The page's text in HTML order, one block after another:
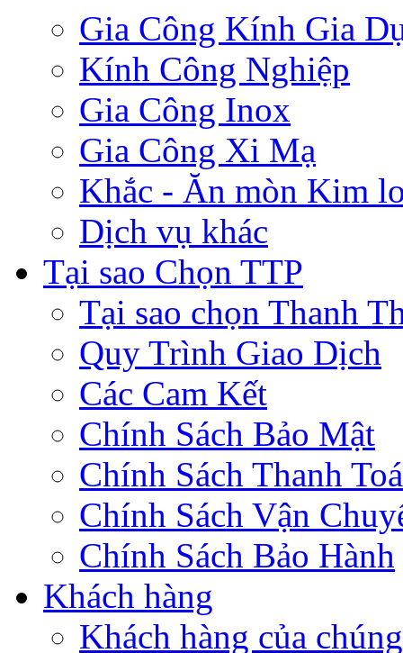
Gia Công Kính Gia
Kính Công Nghiệp
Gia Công Inox
Gia Công Xi Mạ
Khắc - Ăn mòn Kim
Dịch vụ khác
Tại sao Chọn TTP
Tại sao chọn Thanh
Quy Trình Giao Dịch
Các Cam Kết
Chính Sách Bảo Mật
Chính Sách Thanh
Chính Sách Vận
Chính Sách Bảo Hành
Khách hàng
Khách hàng của